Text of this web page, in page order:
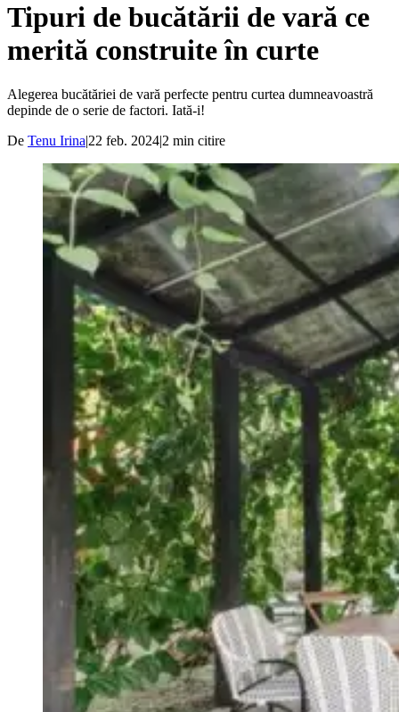
Tipuri de bucătării de vară ce
merită construite în curte
Alegerea bucătăriei de vară perfecte pentru curtea dumneavoastră
depinde de o serie de factori. Iată-i!
De Tenu Irina|22 feb. 2024|2 min citire